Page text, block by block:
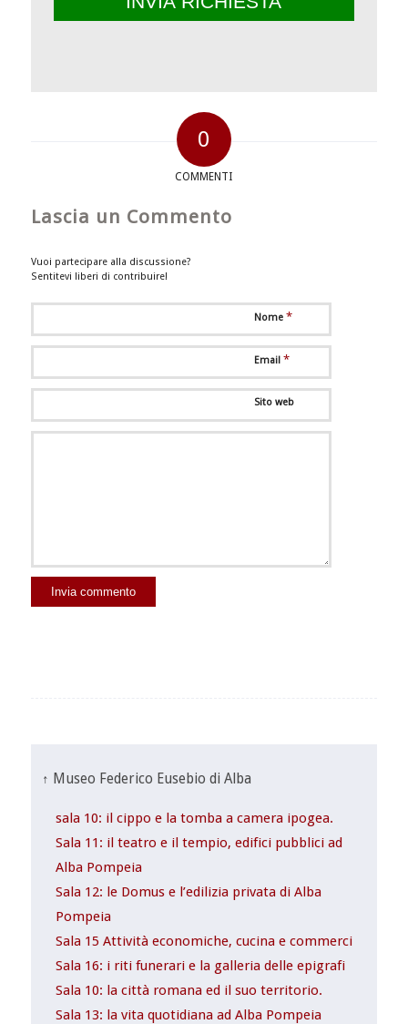
0
COMMENTI
Lascia un Commento
Vuoi partecipare alla discussione?
Sentitevi liberi di contribuire!
Nome *
Email *
Sito web
↑ Museo Federico Eusebio di Alba
sala 10: il cippo e la tomba a camera ipogea.
Sala 11: il teatro e il tempio, edifici pubblici ad
Alba Pompeia
Sala 12: le Domus e l’edilizia privata di Alba
Pompeia
Sala 15 Attività economiche, cucina e commerci
Sala 16: i riti funerari e la galleria delle epigrafi
Sala 10: la città romana ed il suo territorio.
Sala 13: la vita quotidiana ad Alba Pompeia